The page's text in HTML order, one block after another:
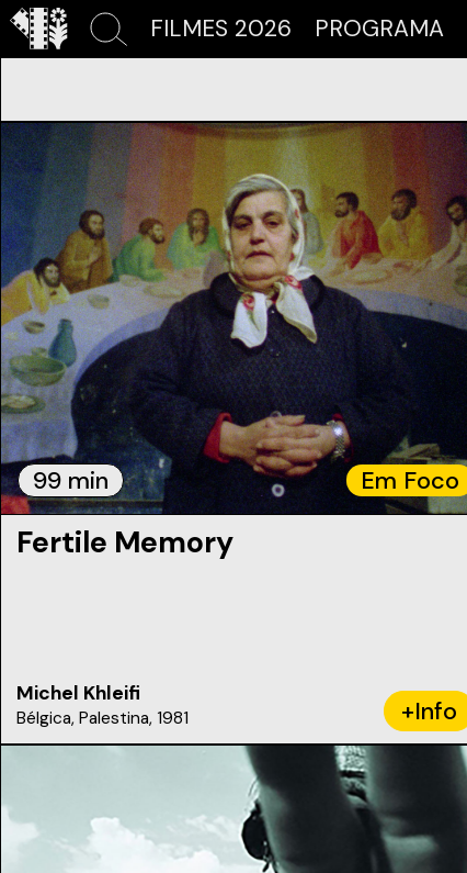
FILMES 2026 PROGRAMA
99 min Em Foco
Fertile Memory
Michel Khleifi
Bélgica, Palestina, 1981 +Info